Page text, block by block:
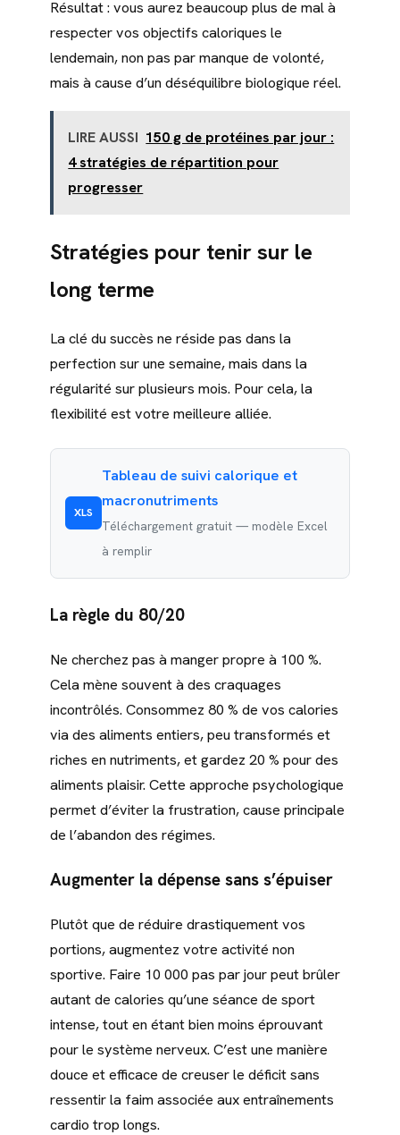
Résultat : vous aurez beaucoup plus de mal à
respecter vos objectifs caloriques le
lendemain, non pas par manque de volonté,
mais à cause d’un déséquilibre biologique réel.
LIRE AUSSI 150 g de protéines par jour :
4 stratégies de répartition pour
progresser
Stratégies pour tenir sur le
long terme
La clé du succès ne réside pas dans la
perfection sur une semaine, mais dans la
régularité sur plusieurs mois. Pour cela, la
flexibilité est votre meilleure alliée.
XLS
Tableau de suivi calorique et
macronutriments
Téléchargement gratuit — modèle Excel
à remplir
La règle du 80/20
Ne cherchez pas à manger propre à 100 %.
Cela mène souvent à des craquages
incontrôlés. Consommez 80 % de vos calories
via des aliments entiers, peu transformés et
riches en nutriments, et gardez 20 % pour des
aliments plaisir. Cette approche psychologique
permet d’éviter la frustration, cause principale
de l’abandon des régimes.
Augmenter la dépense sans s’épuiser
Plutôt que de réduire drastiquement vos
portions, augmentez votre activité non
sportive. Faire 10 000 pas par jour peut brûler
autant de calories qu’une séance de sport
intense, tout en étant bien moins éprouvant
pour le système nerveux. C’est une manière
douce et efficace de creuser le déficit sans
ressentir la faim associée aux entraînements
cardio trop longs.